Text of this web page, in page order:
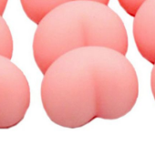
à
48,99€